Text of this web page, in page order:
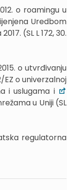
o roamingu u
Uredbom
(SL L 172, 30.
o utvrđivanju
o univerzalnoj
i uslugama i
u Uniji (SL
regulatorna